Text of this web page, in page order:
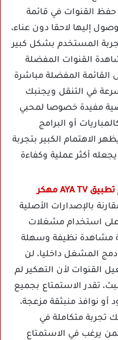
القنوات في قائمة
إليها لاحقا دون عناء،
المستخدم بشكل كبير
القنوات المفضلة
القائمة المفضلة مباشرة
في التنقل ويجنبك
مفيدة خصوصا لمحبي
أو البرامج
الاهتمام الكبير بتجربة
أكثر عملية وكفاءة
تطبيق AYA TV مهكر
بالإصدارات الأصلية
على استخدام مشغلات
مشاهدة نظيفة وسهلة
المشغل داخليا، لن
القنوات لأن التهكير لم
تقدر الاستمتاع بجميع
أو نوافذ منبثقة مزعجة،
تجربة متكاملة في
يرغب في الاستمتاع